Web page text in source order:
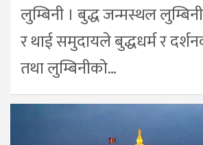
लुम्बिनी । बुद्ध जन्मस्थल
र थाई समुदायले बुद्धधर्म र
तथा लुम्बिनीको…